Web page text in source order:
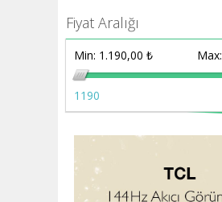
Fiyat Aralığı
Min: 1.190,00 ₺ Max:
1190